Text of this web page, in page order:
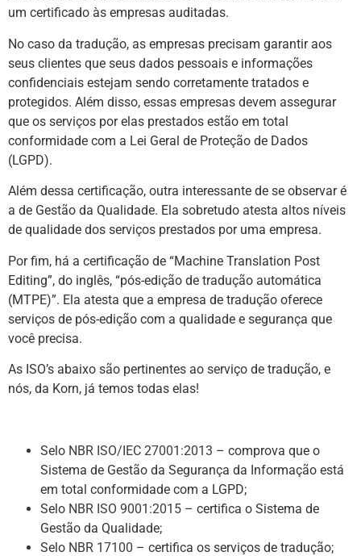
um certificado às empresas auditadas.
No caso da tradução, as empresas precisam garantir aos
seus clientes que seus dados pessoais e informações
confidenciais estejam sendo corretamente tratados e
protegidos. Além disso, essas empresas devem assegurar
que os serviços por elas prestados estão em total
conformidade com a Lei Geral de Proteção de Dados
(LGPD).
Além dessa certificação, outra interessante de se observar é
a de Gestão da Qualidade. Ela sobretudo atesta altos níveis
de qualidade dos serviços prestados por uma empresa.
Por fim, há a certificação de “Machine Translation Post
Editing”, do inglês, “pós-edição de tradução automática
(MTPE)”. Ela atesta que a empresa de tradução oferece
serviços de pós-edição com a qualidade e segurança que
você precisa.
As ISO’s abaixo são pertinentes ao serviço de tradução, e
nós, da Korn, já temos todas elas!
Selo NBR ISO/IEC 27001:2013 – comprova que o
Sistema de Gestão da Segurança da Informação está
em total conformidade com a LGPD;
Selo NBR ISO 9001:2015 – certifica o Sistema de
Gestão da Qualidade;
Selo NBR 17100 – certifica os serviços de tradução;